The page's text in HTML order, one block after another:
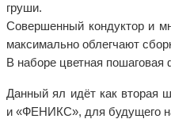
груши.
Совершенный кондуктор и
максимально облегчают
В наборе цветная пошаговая
Данный ял идёт как
и «ФЕНИКС», для будущего